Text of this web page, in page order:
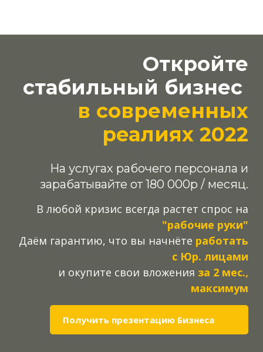
Откройте
стабильный бизнес
в современных
реалиях 2022
На услугах рабочего персонала и
зарабатывайте от 180 000р / месяц.
В любой кризис всегда растет спрос на
"рабочие руки"
Даём гарантию, что вы начнёте работать
с Юр. лицами
и окупите свои вложения за 2 мес.,
максимум
Получить презентацию Бизнеса